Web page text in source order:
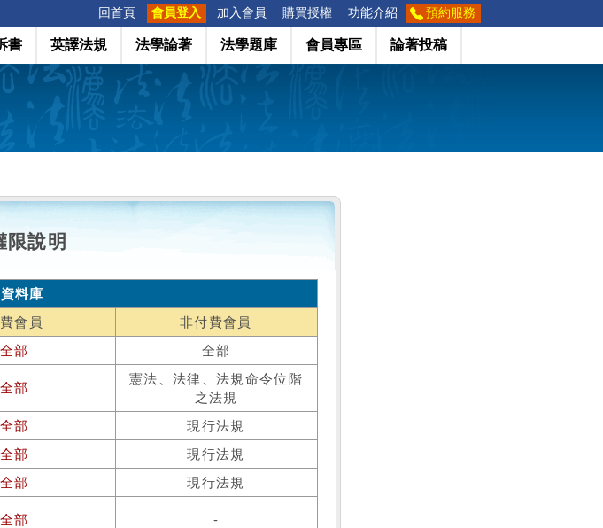
回首頁 會員登入 加入會員 購買授權 功能介紹 預約服務
書 英譯法規 法學論著 法學題庫 會員專區 論著投稿
限說明
料庫
會員
非付費會員
全部 全部
全部
憲法、法律、法規命令位階
之法規
全部
現行法規
全部
現行法規
全部
現行法規
全部 -